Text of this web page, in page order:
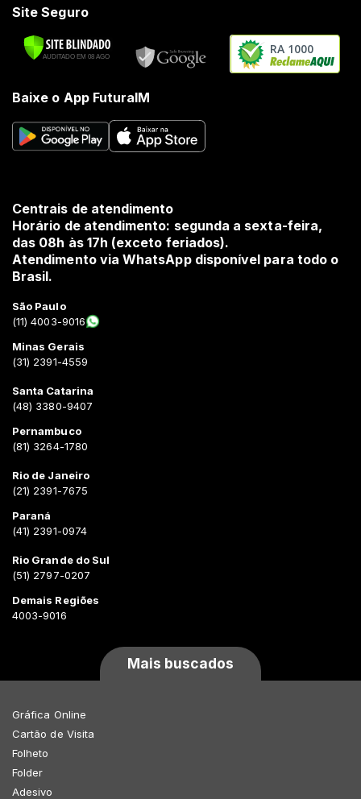
Site Seguro
RA 1000
Baixe o App FuturaIM
Centrais de atendimento
Horário de atendimento: segunda a sexta-feira,
das 08h às 17h (exceto feriados).
Atendimento via WhatsApp disponível para todo o
Brasil.
São Paulo
(11) 4003-9016
Minas Gerais
(31) 2391-4559
Santa Catarina
(48) 3380-9407
Pernambuco
(81) 3264-1780
Rio de Janeiro
(21) 2391-7675
Paraná
(41) 2391-0974
Rio Grande do Sul
(51) 2797-0207
Demais Regiões
4003-9016
Mais buscados
Gráfica Online
Cartão de Visita
Folheto
Folder
Adesivo